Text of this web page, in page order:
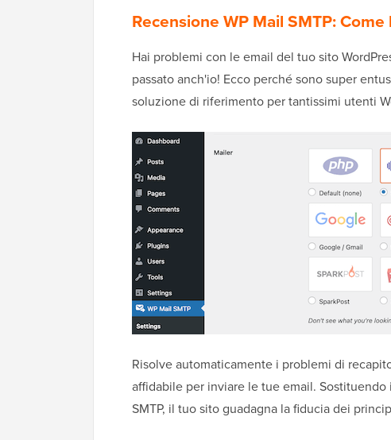
Recensione WP Mail SMTP:
Hai problemi con le email del tuo sito
passato anch'io! Ecco perché sono super
soluzione di riferimento per tantissimi utenti
Risolve automaticamente i problemi di
affidabile per inviare le tue email.
SMTP, il tuo sito guadagna la fiducia dei